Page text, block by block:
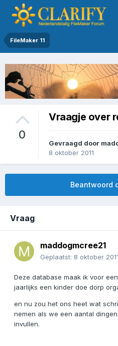
FileMaker 11
0
Vraagje over
Gevraagd door
8 oktober 2011
Beantwoord
Vraag
maddogmcree21
Geplaatst: 8 oktober 2011
Deze database maak ik voor
jaarlijks een kinder doe dorp
en nu zou het ons heet wat
nemen als we een aantal
invullen.